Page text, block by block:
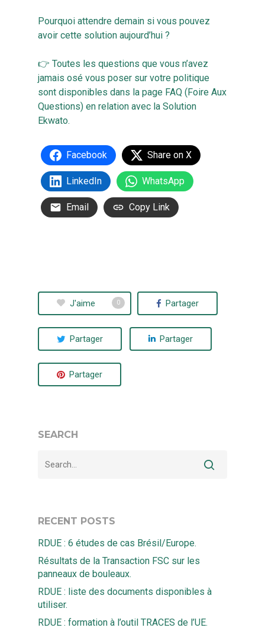
Pourquoi attendre demain si vous pouvez
avoir cette solution aujourd’hui ?
👉 Toutes les questions que vous n’avez
jamais osé vous poser sur votre politique
sont disponibles dans la page FAQ (Foire Aux
Questions) en relation avec la Solution
Ekwato.
Facebook Share on X
LinkedIn WhatsApp
Email Copy Link
J'aime 0 Partager
Partager Partager
Partager
SEARCH
RECENT POSTS
RDUE : 6 études de cas Brésil/Europe.
Résultats de la Transaction FSC sur les
panneaux de bouleaux.
RDUE : liste des documents disponibles à
utiliser.
RDUE : formation à l’outil TRACES de l’UE.